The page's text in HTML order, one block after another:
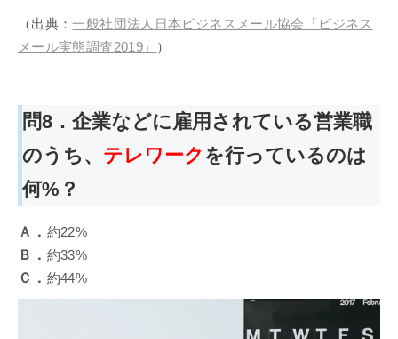
（出典：一般社団法人日本ビジネスメール協会「ビジネス
メール実態調査2019」 ）
問8．企業などに雇用されている営業職
のうち、 テレワーク を行っているのは
何%？
Ａ． 約22%
Ｂ． 約33%
Ｃ． 約44%